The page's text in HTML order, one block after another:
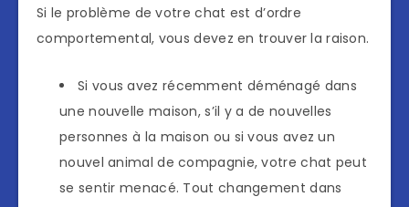
Si le problème de votre chat est d’ordre
comportemental, vous devez en trouver la raison.
Si vous avez récemment déménagé dans
une nouvelle maison, s’il y a de nouvelles
personnes à la maison ou si vous avez un
nouvel animal de compagnie, votre chat peut
se sentir menacé. Tout changement dans